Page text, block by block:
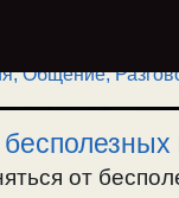
,Общение,
от